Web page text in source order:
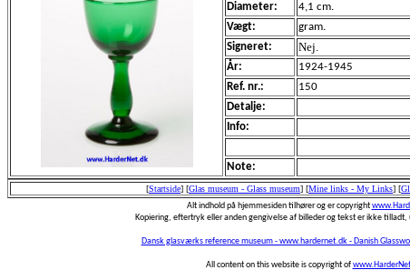
Diameter:
4,1 cm.
Vægt:
gram.
Signeret:
Nej.
År:
1924-1945
Ref. nr.:
150
Detalje:
Info:
Note:
[Startside] [Glas museum - Glass museum] [Mine links - My Links] [
Alt indhold på hjemmesiden tilhører og er copyright
Kopiering, eftertryk eller anden gengivelse af billeder og tekst er ikke
Dansk glasværks reference museum - www.hardernet.dk - Danish
All content on this website is copyright of